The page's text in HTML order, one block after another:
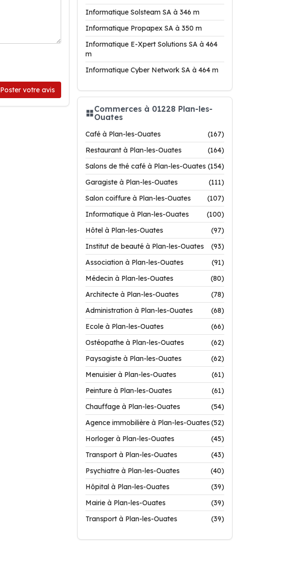
Poster votre avis
Informatique Solsteam SA à 346 m
Informatique Propapex SA à 350 m
Informatique E-Xpert Solutions SA à 464
m
Informatique Cyber Network SA à 464 m
Commerces à 01228 Plan-les-
Ouates
Café à Plan-les-Ouates
(167)
Restaurant à Plan-les-Ouates
(164)
Salons de thé café à Plan-les-Ouates (154)
Garagiste à Plan-les-Ouates
(111)
Salon coiffure à Plan-les-Ouates
(107)
Informatique à Plan-les-Ouates
(100)
Hôtel à Plan-les-Ouates
(97)
Institut de beauté à Plan-les-Ouates
(93)
Association à Plan-les-Ouates
(91)
Médecin à Plan-les-Ouates
(80)
Architecte à Plan-les-Ouates
(78)
Administration à Plan-les-Ouates
(68)
Ecole à Plan-les-Ouates
(66)
Ostéopathe à Plan-les-Ouates
(62)
Paysagiste à Plan-les-Ouates
(62)
Menuisier à Plan-les-Ouates
(61)
Peinture à Plan-les-Ouates
(61)
Chauffage à Plan-les-Ouates
(54)
Agence immobilière à Plan-les-Ouates(52)
Horloger à Plan-les-Ouates
(45)
Transport à Plan-les-Ouates
(43)
Psychiatre à Plan-les-Ouates
(40)
Hôpital à Plan-les-Ouates
(39)
Mairie à Plan-les-Ouates
(39)
Transport à Plan-les-Ouates
(39)